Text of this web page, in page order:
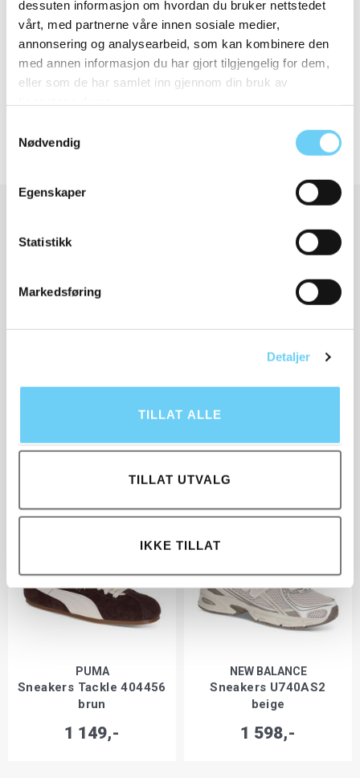
dessuten informasjon om hvordan du bruker nettstedet
vårt, med partnerne våre innen sosiale medier,
annonsering og analysearbeid, som kan kombinere den
med annen informasjon du har gjort tilgjengelig for dem,
eller som de har samlet inn gjennom din bruk av
Nødvendig
Egenskaper
Statistikk
Markedsføring
Detaljer
TILLAT ALLE
TILLAT UTVALG
IKKE TILLAT
Detaljer og størrelser
PUMA
Sneakers Tackle 404456
brun
1 149,-
NEW BALANCE
Sneakers U740AS2
beige
1 598,-